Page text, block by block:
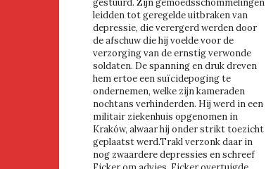
gestuurd. Zijn gemoedsschommelingen
leidden tot geregelde uitbraken van
depressie, die verergerd werden door
de afschuw die hij voelde voor de
verzorging van de ernstig verwonde
soldaten. De spanning en druk dreven
hem ertoe een suïcidepoging te
ondernemen, welke zijn kameraden
nochtans verhinderden. Hij werd in een
militair ziekenhuis opgenomen in
Kraków, alwaar hij onder strikt toezicht
geplaatst werd.Trakl verzonk daar in
nog zwaardere depressies en schreef